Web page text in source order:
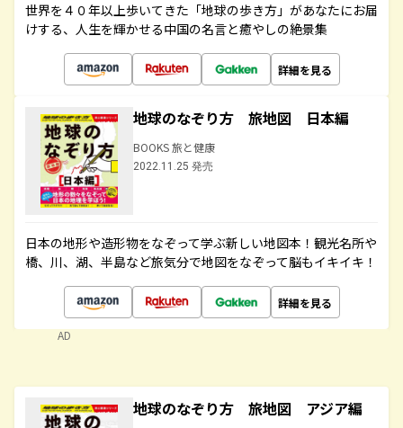
世界を４０年以上歩いてきた「地球の歩き方」があなたにお届
けする、人生を輝かせる中国の名言と癒やしの絶景集
詳細を見る
地球のなぞり方 旅地図 日本編
BOOKS 旅と健康
2022.11.25 発売
日本の地形や造形物をなぞって学ぶ新しい地図本！観光名所や
橋、川、湖、半島など旅気分で地図をなぞって脳もイキイキ！
詳細を見る
AD
地球のなぞり方 旅地図 アジア編